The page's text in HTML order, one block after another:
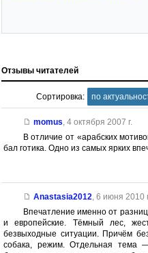
Отзывы читателей
Сортировка: по
momus 4 октября 2007 г.
В отличие от «арабских
бал готика. Одно из самых ярких
Anastasia2012 6 июня 2010
Впечатление именно от
и европейские. Тёмный лес,
безвыходные ситуации. Причём
собака, режим. Отдельная тема